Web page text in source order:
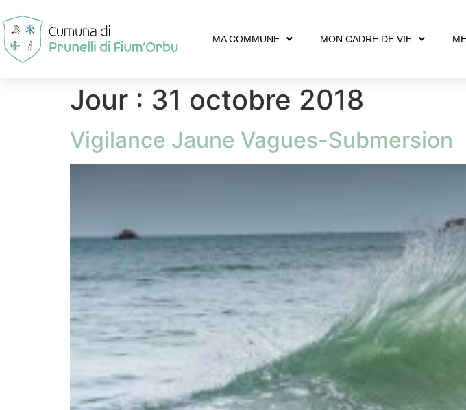
MA COMMUNE MON CADRE DE VIE
Jour : 31 octobre 2018
Vigilance Jaune Vagues-Submersion